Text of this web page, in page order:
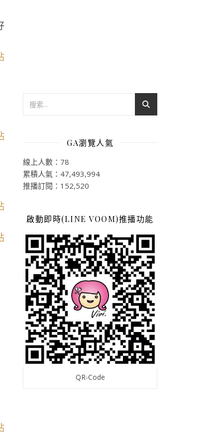
GA瀏覽人氣
線上人數：78
累積人氣：47,493,994
推播訂閱：152,520
啟動即時(LINE VOOM)推播功能
QR-Code